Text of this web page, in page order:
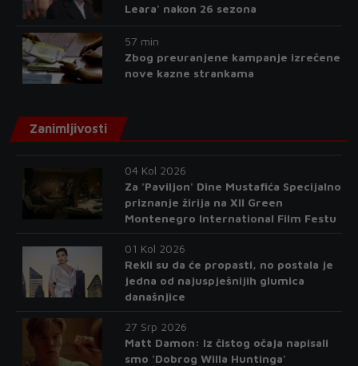
Leara' nakon 26 sezona
57 min
Zbog preuranjene kampanje izrečene
nove kazne strankama
Zanimljivosti
04 Kol 2026
Za 'Paviljon' Dine Mustafića Specijalno
priznanje žirija na XII Green
Montenegro International Film Festu
01 Kol 2026
Rekli su da će propasti, no postala je
jedna od najuspješnijih glumica
današnjice
27 Srp 2026
Matt Damon: Iz čistog očaja napisali
smo 'Dobrog Willa Huntinga'